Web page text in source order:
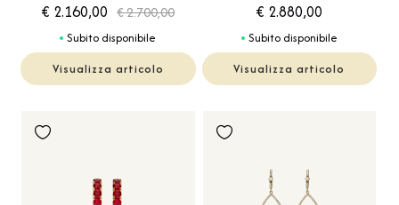
€ 2.160,00 € 2.700,00
Subito disponibile
Visualizza articolo
€ 2.880,00
Subito disponibile
Visualizza articolo